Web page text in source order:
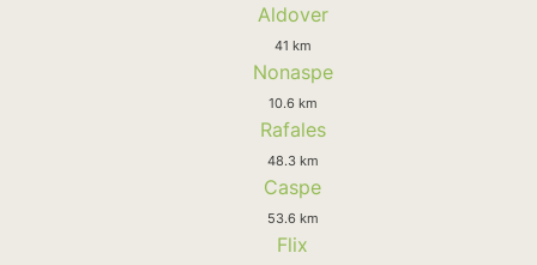
Aldover
41 km
Nonaspe
10.6 km
Rafales
48.3 km
Caspe
53.6 km
Flix